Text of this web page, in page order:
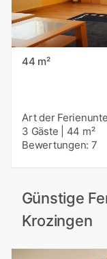
44 m²
Art der
3 Gäste
44 m²
Bewertungen: 7
Günstige
Krozingen